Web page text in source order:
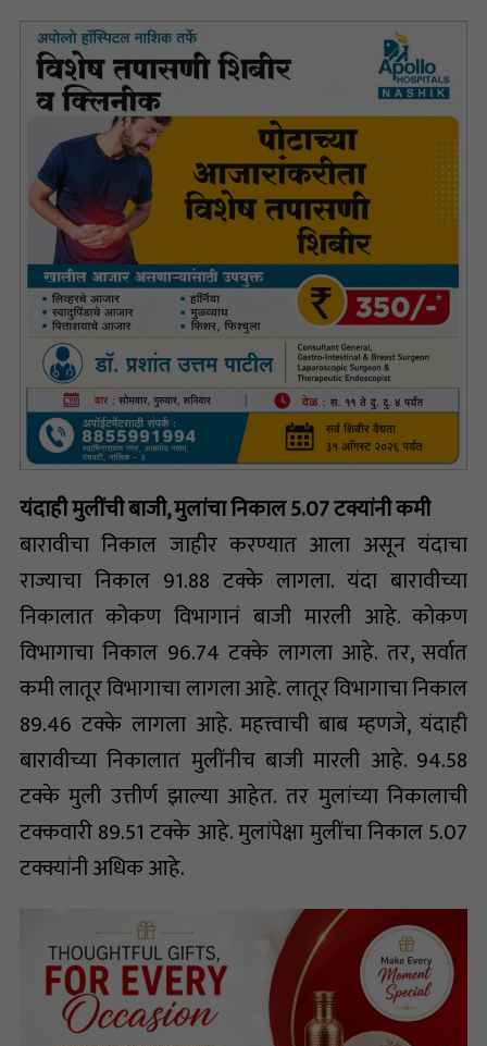
यंदाही मुलींची बाजी, मुलांचा निकाल 5.07 टक्यांनी कमी
बारावीचा निकाल जाहीर करण्यात आला असून यंदाचा
राज्याचा निकाल 91.88 टक्के लागला. यंदा बारावीच्या
निकालात कोकण विभागानं बाजी मारली आहे. कोकण
विभागाचा निकाल 96.74 टक्के लागला आहे. तर, सर्वात
कमी लातूर विभागाचा लागला आहे. लातूर विभागाचा निकाल
89.46 टक्के लागला आहे. महत्त्वाची बाब म्हणजे, यंदाही
बारावीच्या निकालात मुलींनीच बाजी मारली आहे. 94.58
टक्के मुली उत्तीर्ण झाल्या आहेत. तर मुलांच्या निकालाची
टक्कवारी 89.51 टक्के आहे. मुलांपेक्षा मुलींचा निकाल 5.07
टक्क्यांनी अधिक आहे.